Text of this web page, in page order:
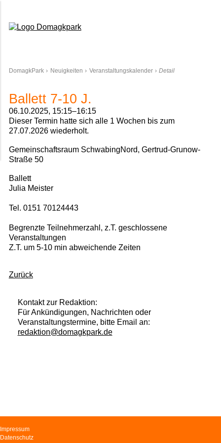
DomagkPark Neuigkeiten Veranstaltungskalender Detail
Ballett 7-10 J.
06.10.2025, 15:15–16:15
Dieser Termin hatte sich alle 1 Wochen bis zum
27.07.2026 wiederholt.
Gemeinschaftsraum SchwabingNord, Gertrud-Grunow-
Straße 50
Ballett
Julia Meister
Tel. 0151 70124443
Begrenzte Teilnehmerzahl, z.T. geschlossene
Veranstaltungen
Z.T. um 5-10 min abweichende Zeiten
Zurück
Kontakt zur Redaktion:
Für Ankündigungen, Nachrichten oder
Veranstaltungstermine, bitte Email an:
redaktion@domagkpark.de
Navigation
überspringen
Impressum
Datenschutz